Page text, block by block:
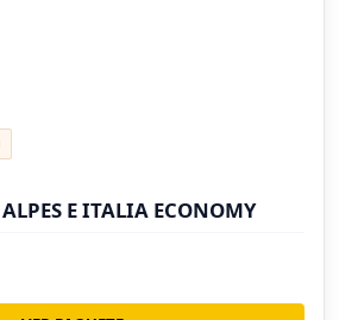
E ITALIA ECONOMY